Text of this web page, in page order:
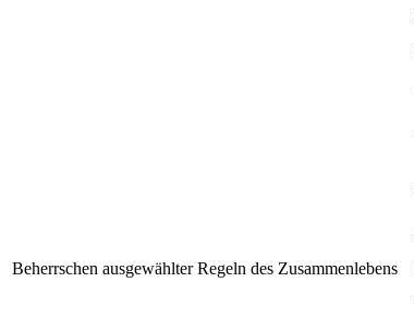
Beherrschen ausgewählter Regeln des Zusammenlebens